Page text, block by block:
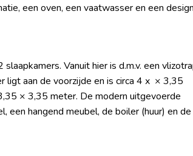
een oven, een vaatwasser en een design
Vanuit hier is d.m.v. een
ligt aan de voorzijde en is circa 4 x × 3,35
× 3,35 meter. De modern uitgevoerde
een hangend meubel, de boiler (huur) en de